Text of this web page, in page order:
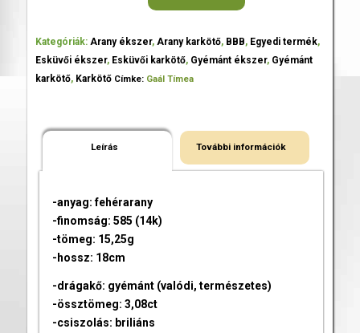
Kategóriák: Arany ékszer, Arany karkötő, BBB, Egyedi termék,
Esküvői ékszer, Esküvői karkötő, Gyémánt ékszer, Gyémánt
karkötő, Karkötő Címke: Gaál Tímea
Leírás További információk
-anyag: fehérarany
-finomság: 585 (14k)
-tömeg: 15,25g
-hossz: 18cm
-drágakő: gyémánt (valódi, természetes)
-össztömeg: 3,08ct
-csiszolás: briliáns